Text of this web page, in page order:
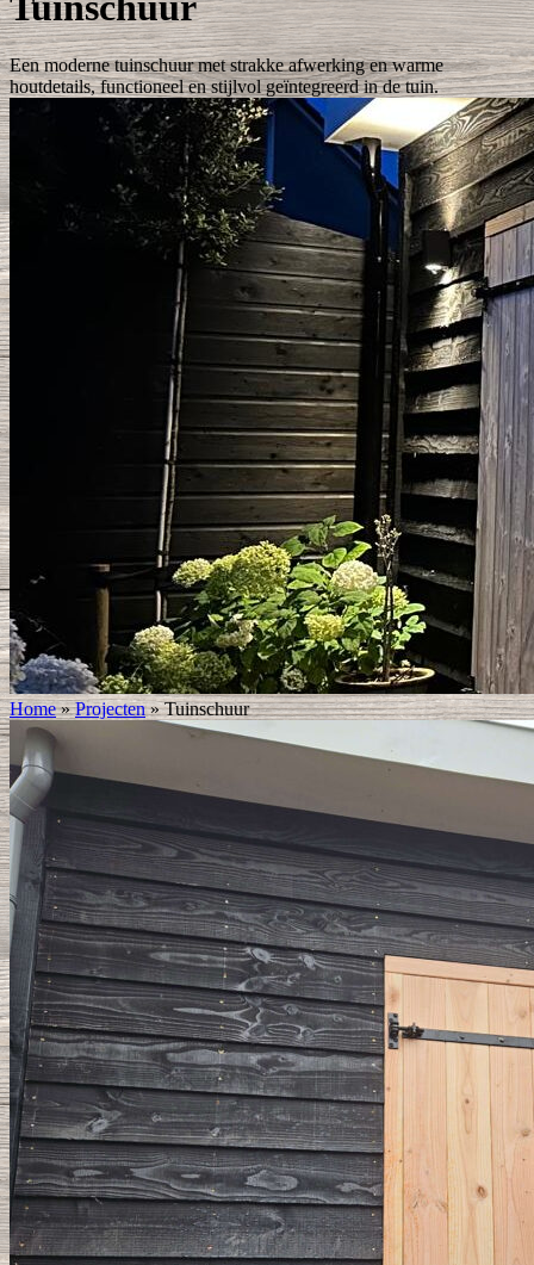
Een moderne tuinschuur met strakke afwerking en warme
houtdetails, functioneel en stijlvol geïntegreerd in de tuin.
Home»Projecten»Tuinschuur